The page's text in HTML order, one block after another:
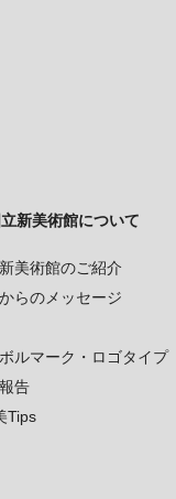
立新美術館について
美術館のご紹介
らのメッセージ
ルマーク・ロゴタイプ
告
Tips